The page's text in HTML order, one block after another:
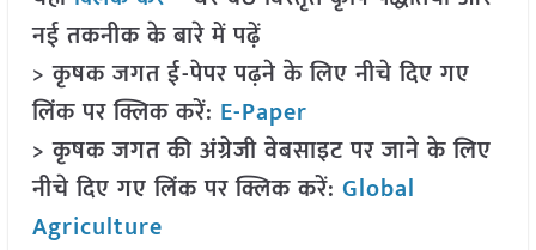
नई तकनीक के बारे में पढ़ें
> कृषक जगत ई-पेपर पढ़ने के लिए नीचे दिए गए
लिंक पर क्लिक करें: E-Paper
> कृषक जगत की अंग्रेजी वेबसाइट पर जाने के लिए
नीचे दिए गए लिंक पर क्लिक करें: Global
Agriculture